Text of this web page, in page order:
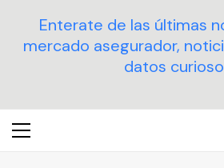
Enterate de las últimas
mercado asegurador,
datos
Primary